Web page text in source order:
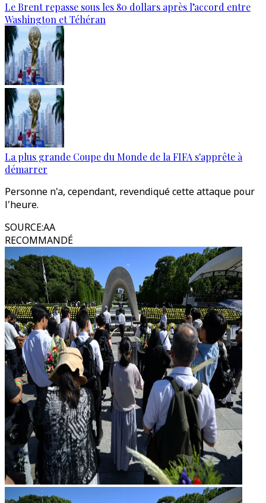
Le Brent repasse sous les 80 dollars après l’accord entre
Washington et Téhéran
La plus grande Coupe du Monde de la FIFA s'apprête à
démarrer
Personne n'a, cependant, revendiqué cette attaque pour
l'heure.
SOURCE:AA
RECOMMANDÉ